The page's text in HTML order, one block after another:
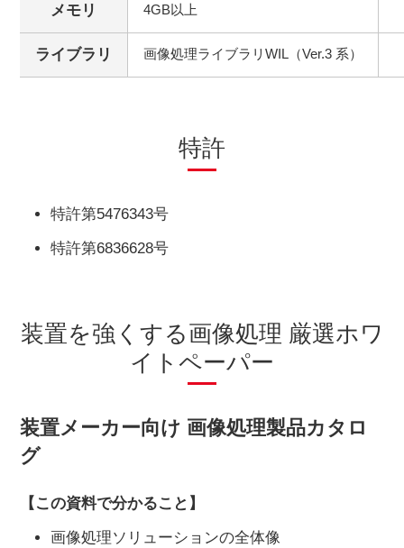
メモリ 4GB以上
ライブラリ 画像処理ライブラリWIL（Ver.3 系）
特許
特許第5476343号
特許第6836628号
装置を強くする画像処理 厳選ホワ
イトペーパー
装置メーカー向け 画像処理製品カタロ
グ
【この資料で分かること】
画像処理ソリューションの全体像